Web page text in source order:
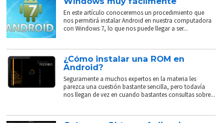
En este artículo conoceremos un procedimiento que
nos permitirá instalar Android en nuestra computadora
con Windows 7, lo que nos puede llegar a ser...
¿Cómo instalar una ROM en
Android?
Seguramente a muchos expertos en la materia les
parezca una cuestión bastante sencilla, pero todavía
nos llegan de vez en cuando bastantes consultas sobre...